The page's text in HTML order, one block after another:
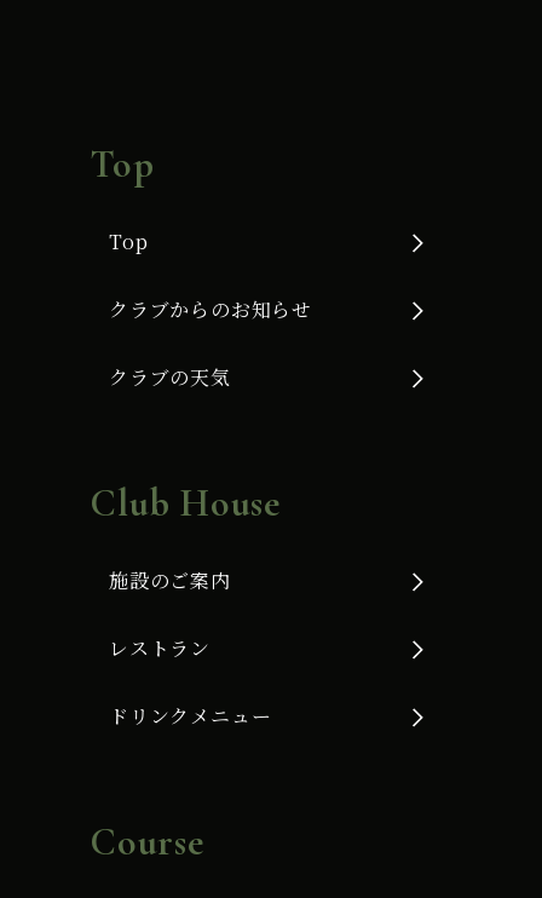
Top
Top
クラブからのお知らせ
クラブの天気
Club House
施設のご案内
レストラン
ドリンクメニュー
Course